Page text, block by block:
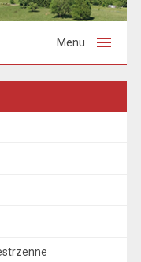
Menu